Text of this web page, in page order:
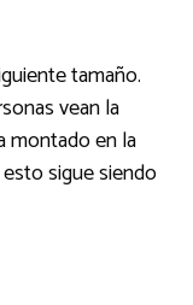
tamaño.
vean la
montado en la
sigue siendo